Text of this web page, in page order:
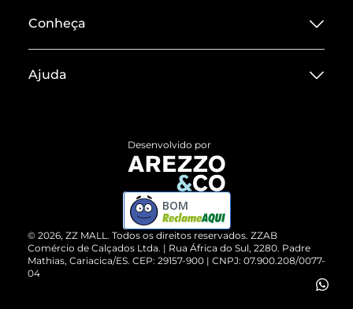
Conheça
Termos de Uso
ZZ MALL é confiável
Cartão Presente
Vendas Corporativas
Ajuda
Devolução do Produto
Compre pelo WhatsApp
© 2026, ZZ MALL. Todos os direitos reservados. ZZAB
Comércio de Calçados Ltda. | Rua África do Sul, 2280. Padre
Mathias, Cariacica/ES. CEP: 29157-900 | CNPJ: 07.900.208/0077-
04
Desenvolvido por
BOM